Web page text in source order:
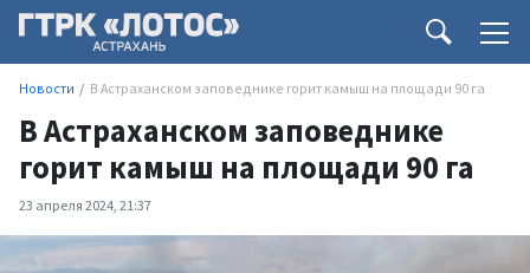
Новости В Астраханском заповеднике горит камыш на площади 90 га
В Астраханском заповеднике
горит камыш на площади 90 га
23 апреля 2024, 21:37